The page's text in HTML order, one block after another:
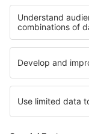
Unterkunft in
Unterkunft in
Unterkunft auf der
Unterkunft auf